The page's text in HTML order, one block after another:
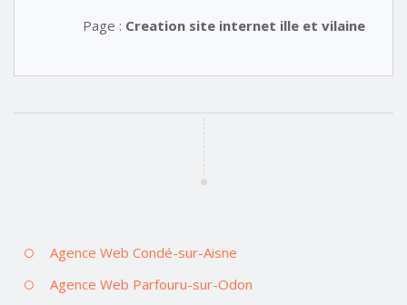
Page : Creation site internet ille et vilaine
Agence Web Condé-sur-Aisne
Agence Web Parfouru-sur-Odon